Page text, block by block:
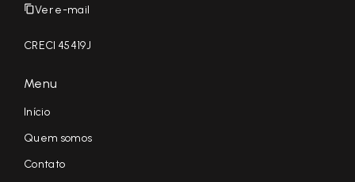
Ver e-mail
CRECI 45419J
Menu
Início
Quem somos
Contato